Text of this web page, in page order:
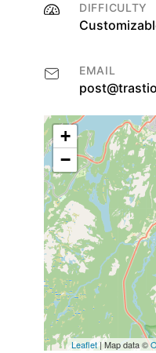
DIFFICULTY
EMAIL
+
−
Leaflet | Map data ©